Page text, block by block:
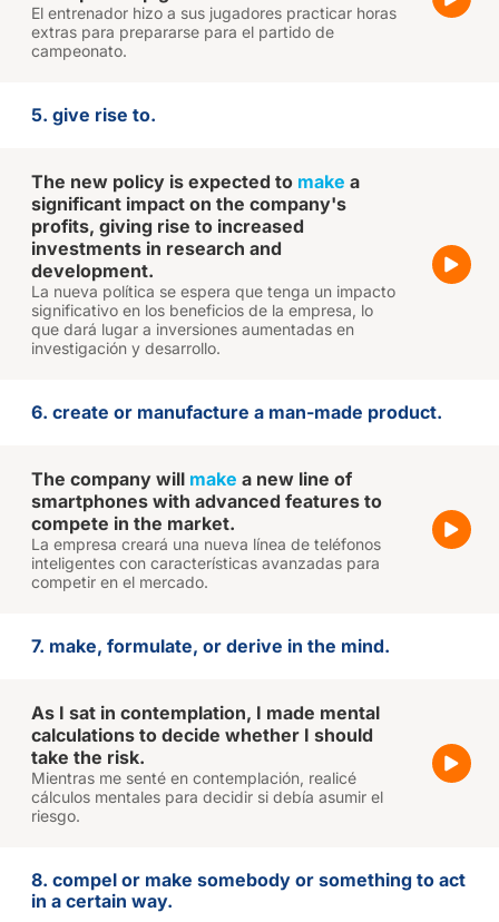
El entrenador hizo a sus jugadores practicar horas
extras para prepararse para el partido de
campeonato.
5. give rise to.
The new policy is expected to make a
significant impact on the company's
profits, giving rise to increased
investments in research and
development.
La nueva política se espera que tenga un impacto
significativo en los beneficios de la empresa, lo
que dará lugar a inversiones aumentadas en
investigación y desarrollo.
6. create or manufacture a man-made product.
The company will make a new line of
smartphones with advanced features to
compete in the market.
La empresa creará una nueva línea de teléfonos
inteligentes con características avanzadas para
competir en el mercado.
7. make, formulate, or derive in the mind.
As I sat in contemplation, I made mental
calculations to decide whether I should
take the risk.
Mientras me senté en contemplación, realicé
cálculos mentales para decidir si debía asumir el
riesgo.
8. compel or make somebody or something to act
in a certain way.